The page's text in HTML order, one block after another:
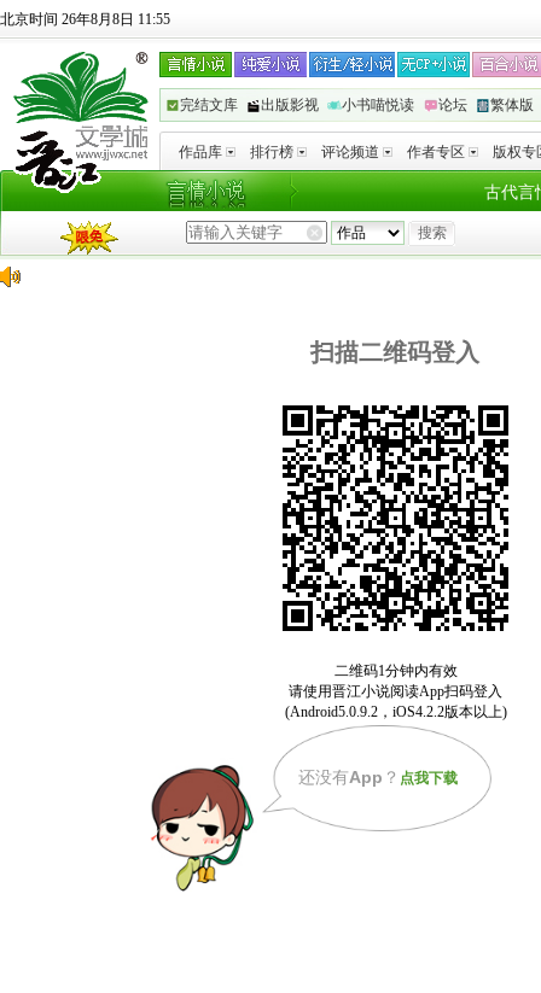
北京时间 26年8月8日 11:55
完结文库 出版影视 小书喵悦读 论坛 繁体版
作品库 排行榜 评论频道 作者专区 版权专
古代言
扫描二维码登入
还没有App ？ 点我下载